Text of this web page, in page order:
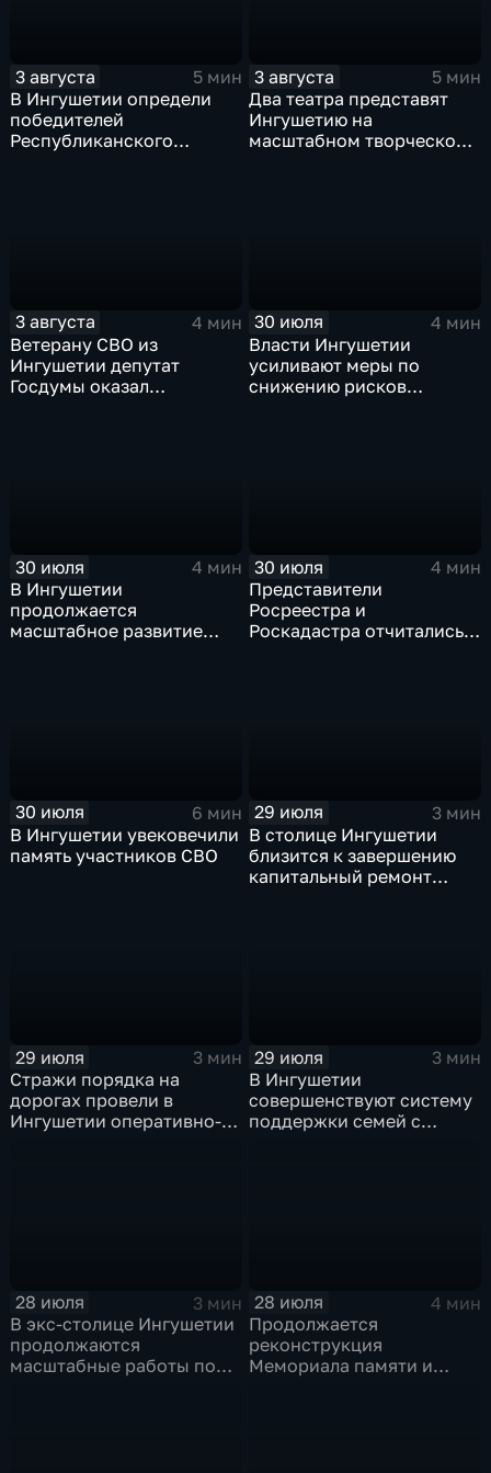
3 августа
5 мин
В Ингушетии определи
победителей
Республиканского
3 августа
5 мин
Два театра представят
Ингушетию на
масштабном творческом
3 августа
4 мин
Ветерану СВО из
Ингушетии депутат
Госдумы оказал
30 июля
4 мин
Власти Ингушетии
усиливают меры по
снижению рисков
30 июля
4 мин
В Ингушетии
продолжается
масштабное развитие
30 июля
4 мин
Представители
Росреестра и
Роскадастра отчитались
30 июля
6 мин
В Ингушетии увековечили
память участников СВО
29 июля
3 мин
В столице Ингушетии
близится к завершению
капитальный ремонт
29 июля
3 мин
Стражи порядка на
дорогах провели в
Ингушетии оперативно-
29 июля
3 мин
В Ингушетии
совершенствуют систему
поддержки семей с
28 июля
3 мин
В экс-столице Ингушетии
продолжаются
масштабные работы по
28 июля
4 мин
Продолжается
реконструкция
Мемориала памяти и